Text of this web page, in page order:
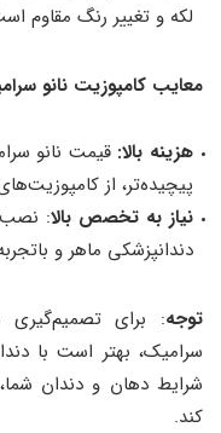
لکه و تغییر رنگ مقاوم
معایب کامپوزیت نانو
هزینه بالا: قیمت نانو
پیچیده‌تر، از
نیاز به تخصص بالا: نصب
دندانپزشکی ماهر و
توجه: برای تصمیم‌گیری
سرامیک، بهتر است با
شرایط دهان و دندان شما،
کند.